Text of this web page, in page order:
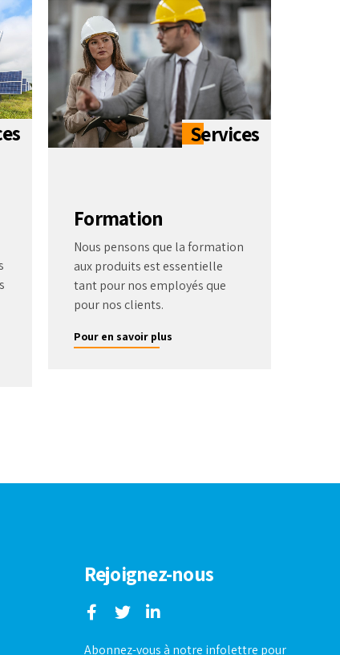
Formation
Nous pensons que la formation
aux produits est essentielle
tant pour nos employés que
pour nos clients.
Pour en savoir plus
Rejoignez-nous
Abonnez-vous à notre infolettre pour